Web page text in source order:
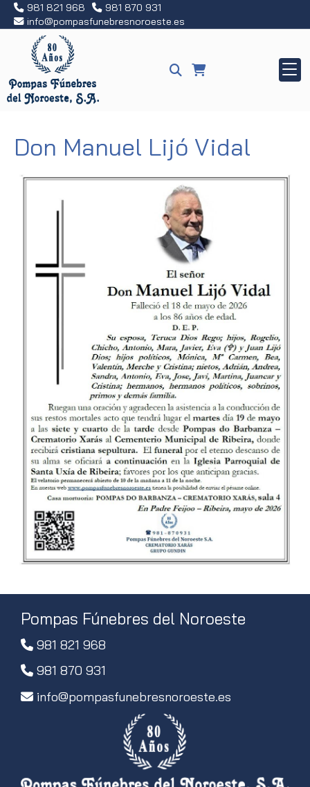
981 821 968
981 870 931
info
pompasfunebresnoroeste.es
Don Manuel Lijó Vidal
Pompas Fúnebres del Noroeste
981 821 968
981 870 931
info
pompasfunebresnoroeste.es